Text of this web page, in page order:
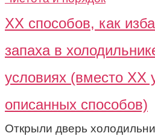
ХХ способов, как
запаха в
условиях (вместо ХХ
описанных способов)
Открыли дверь